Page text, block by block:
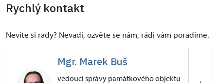
Rychlý kontakt
Nevíte si rady? Nevadí, ozvěte se nám, rádi vám poradíme.
Mgr. Marek Buš
vedoucí správy památkového objektu